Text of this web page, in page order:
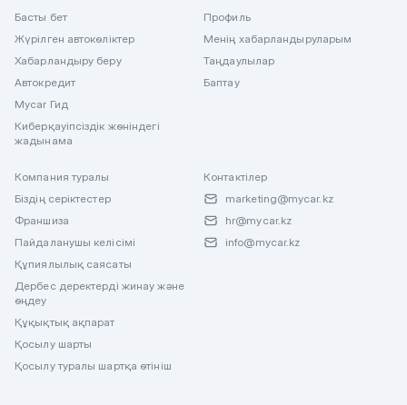
Басты бет
Жүрілген автокөліктер
Хабарландыру беру
Автокредит
Mycar Гид
Киберқауіпсіздік жөніндегі
жадынама
Профиль
Менің хабарландыруларым
Таңдаулылар
Баптау
Компания туралы
Біздің серіктестер
Франшиза
Пайдаланушы келісімі
Құпиялылық саясаты
Дербес деректерді жинау және
өңдеу
Құқықтық ақпарат
Қосылу шарты
Қосылу туралы шартқа өтініш
Контактілер
marketing@mycar.kz
hr@mycar.kz
info@mycar.kz